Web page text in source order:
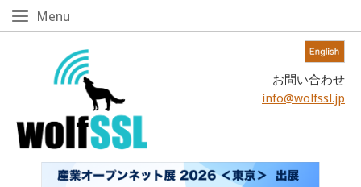
Skip
お問い合わせ
info@wolfssl.jp
Menu